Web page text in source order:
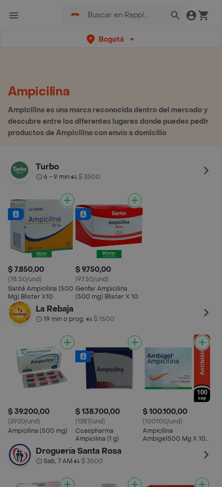
Bogotá
Ampicilina
Ampicilina es una marca reconocida dentro del mercado y
descubre entre los diferentes lugares donde puedes pedir
productos de Ampicilina con envío a domicilio
Turbo
6 - 9 min• $ 3500
$ 7.850,00
(78.50/und)
Santé Ampicilina (500
Mg) Blister X10
$ 9.750,00
(97.50/und)
Genfar Ampicilina
(500 mg) Blister X 10
La Rebaja
19 min o prog.• $ 1500
$ 39.200,00
(3920/und)
Ampicilina (500 mg)
$ 138.700,00
(1387/und)
Coaspharma
Ampicilina (1 g)
$ 100.100,00
(100100/und)
Ampicilina
Ambigel500 Mg X 100
Droguería Santa Rosa
Sab, 7 AM• $ 3500